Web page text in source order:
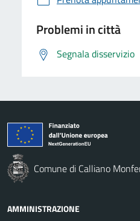
Problemi in città
Segnala disservizio
Comune di Calliano
AMMINISTRAZIONE